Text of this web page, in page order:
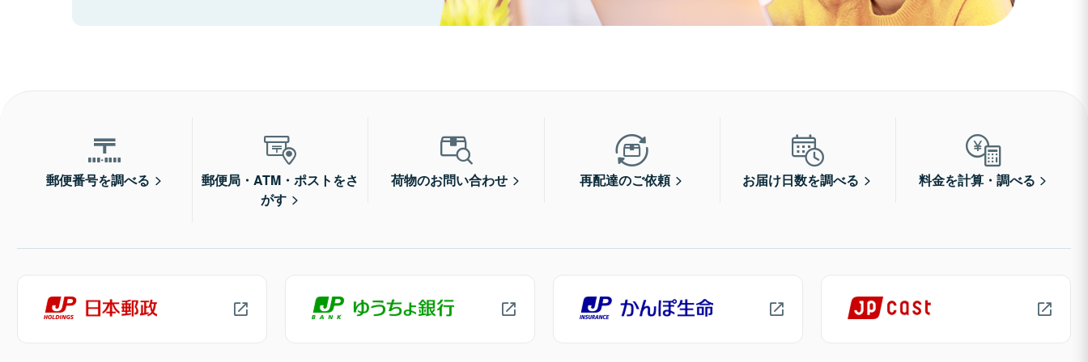
郵便番号を調べる
郵便局・ATM・ポストをさ
がす
荷物のお問い合わせ 再配達のご依頼 お届け日数を調べる 料金を計算・調べる